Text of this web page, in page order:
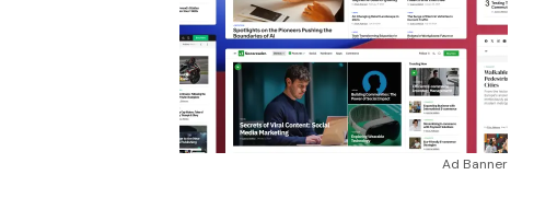
Ad Banner